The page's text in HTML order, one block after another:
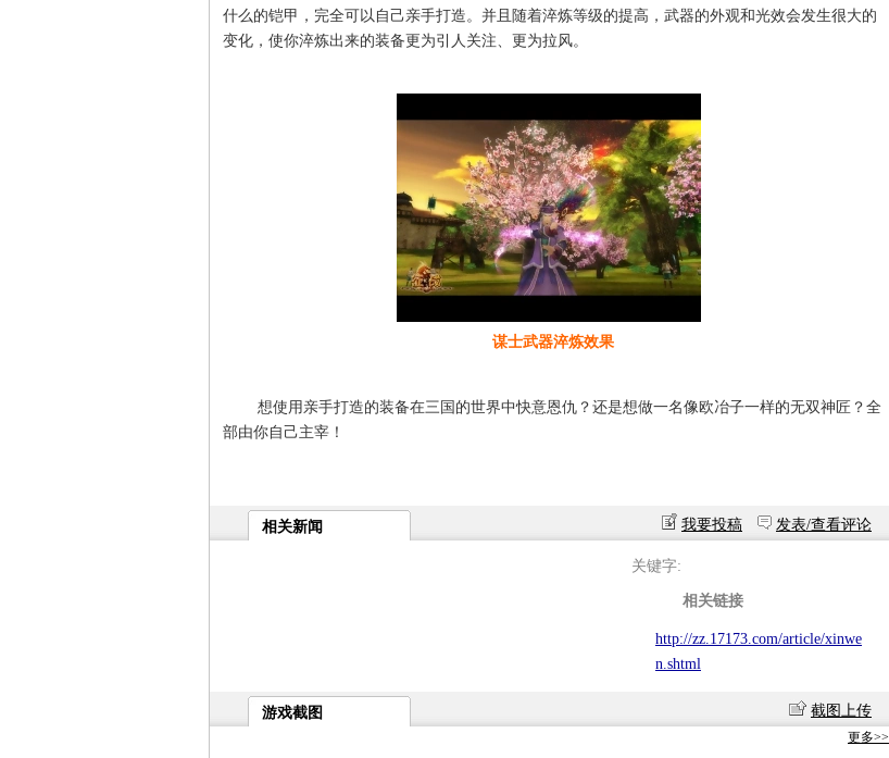
什么的铠甲，完全可以自己亲手打造。并且随着淬炼等级的提高，武器的外观和光效会发生很大的
变化，使你淬炼出来的装备更为引人关注、更为拉风。
谋士武器淬炼效果
想使用亲手打造的装备在三国的世界中快意恩仇？还是想做一名像欧冶子一样的无双神匠？全
部由你自己主宰！
相关新闻 我要投稿 发表/查看评论
关键字:
相关链接
http://zz.17173.com/article/xinwe
n.shtml
游戏截图 截图上传
更多>>